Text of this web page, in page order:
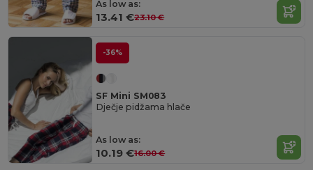
As low as:
13.41 €23.10 €
-36%
SF Mini SM083
Dječje pidžama hlače
As low as:
10.19 €16.00 €